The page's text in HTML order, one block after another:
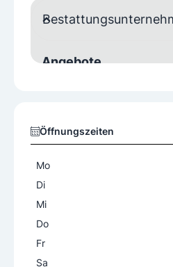
Angebote
Dekoration
Erledigung der
Organisation der
Öffnungszeiten
Mo
Di
Mi
Do
Fr
Sa